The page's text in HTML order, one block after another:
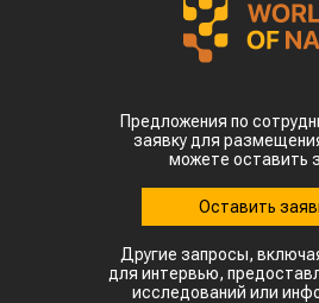
Предложения по
заявку для
можете оставить
Оставить
Другие запросы,
для интервью,
исследований или